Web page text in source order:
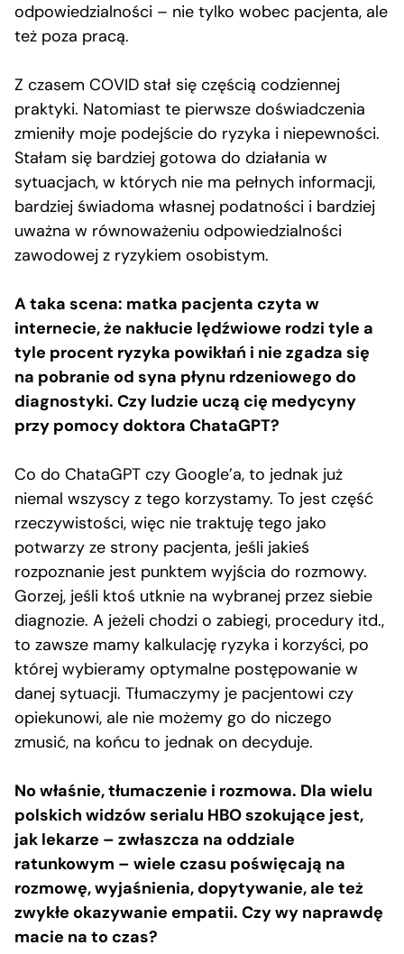
odpowiedzialności – nie tylko wobec pacjenta, ale
też poza pracą.
Z czasem COVID stał się częścią codziennej
praktyki. Natomiast te pierwsze doświadczenia
zmieniły moje podejście do ryzyka i niepewności.
Stałam się bardziej gotowa do działania w
sytuacjach, w których nie ma pełnych informacji,
bardziej świadoma własnej podatności i bardziej
uważna w równoważeniu odpowiedzialności
zawodowej z ryzykiem osobistym.
A taka scena: matka pacjenta czyta w
internecie, że nakłucie lędźwiowe rodzi tyle a
tyle procent ryzyka powikłań i nie zgadza się
na pobranie od syna płynu rdzeniowego do
diagnostyki. Czy ludzie uczą cię medycyny
przy pomocy doktora ChataGPT?
Co do ChataGPT czy Google’a, to jednak już
niemal wszyscy z tego korzystamy. To jest część
rzeczywistości, więc nie traktuję tego jako
potwarzy ze strony pacjenta, jeśli jakieś
rozpoznanie jest punktem wyjścia do rozmowy.
Gorzej, jeśli ktoś utknie na wybranej przez siebie
diagnozie. A jeżeli chodzi o zabiegi, procedury itd.,
to zawsze mamy kalkulację ryzyka i korzyści, po
której wybieramy optymalne postępowanie w
danej sytuacji. Tłumaczymy je pacjentowi czy
opiekunowi, ale nie możemy go do niczego
zmusić, na końcu to jednak on decyduje.
No właśnie, tłumaczenie i rozmowa. Dla wielu
polskich widzów serialu HBO szokujące jest,
jak lekarze – zwłaszcza na oddziale
ratunkowym – wiele czasu poświęcają na
rozmowę, wyjaśnienia, dopytywanie, ale też
zwykłe okazywanie empatii. Czy wy naprawdę
macie na to czas?